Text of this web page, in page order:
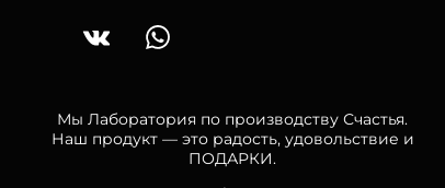
Мы Лаборатория по производству Счастья.
Наш продукт — это радость, удовольствие и
ПОДАРКИ.